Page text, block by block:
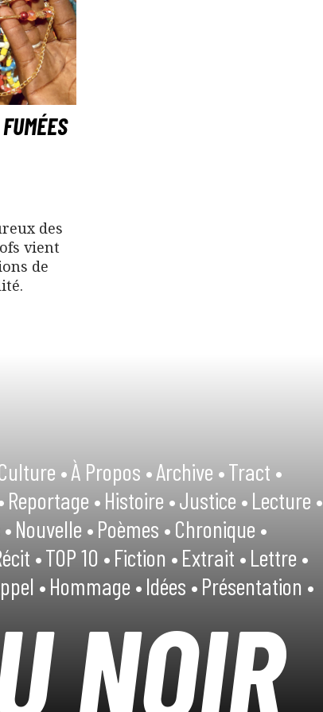
des
vient
de
•À Propos •Archive •Tract •
Reportage •Histoire •Justice •Lecture •
Nouvelle •Poèmes •Chronique •
•TOP 10 •Fiction •Extrait •Lettre •
•Hommage •Idées •Présentation •
NOIR